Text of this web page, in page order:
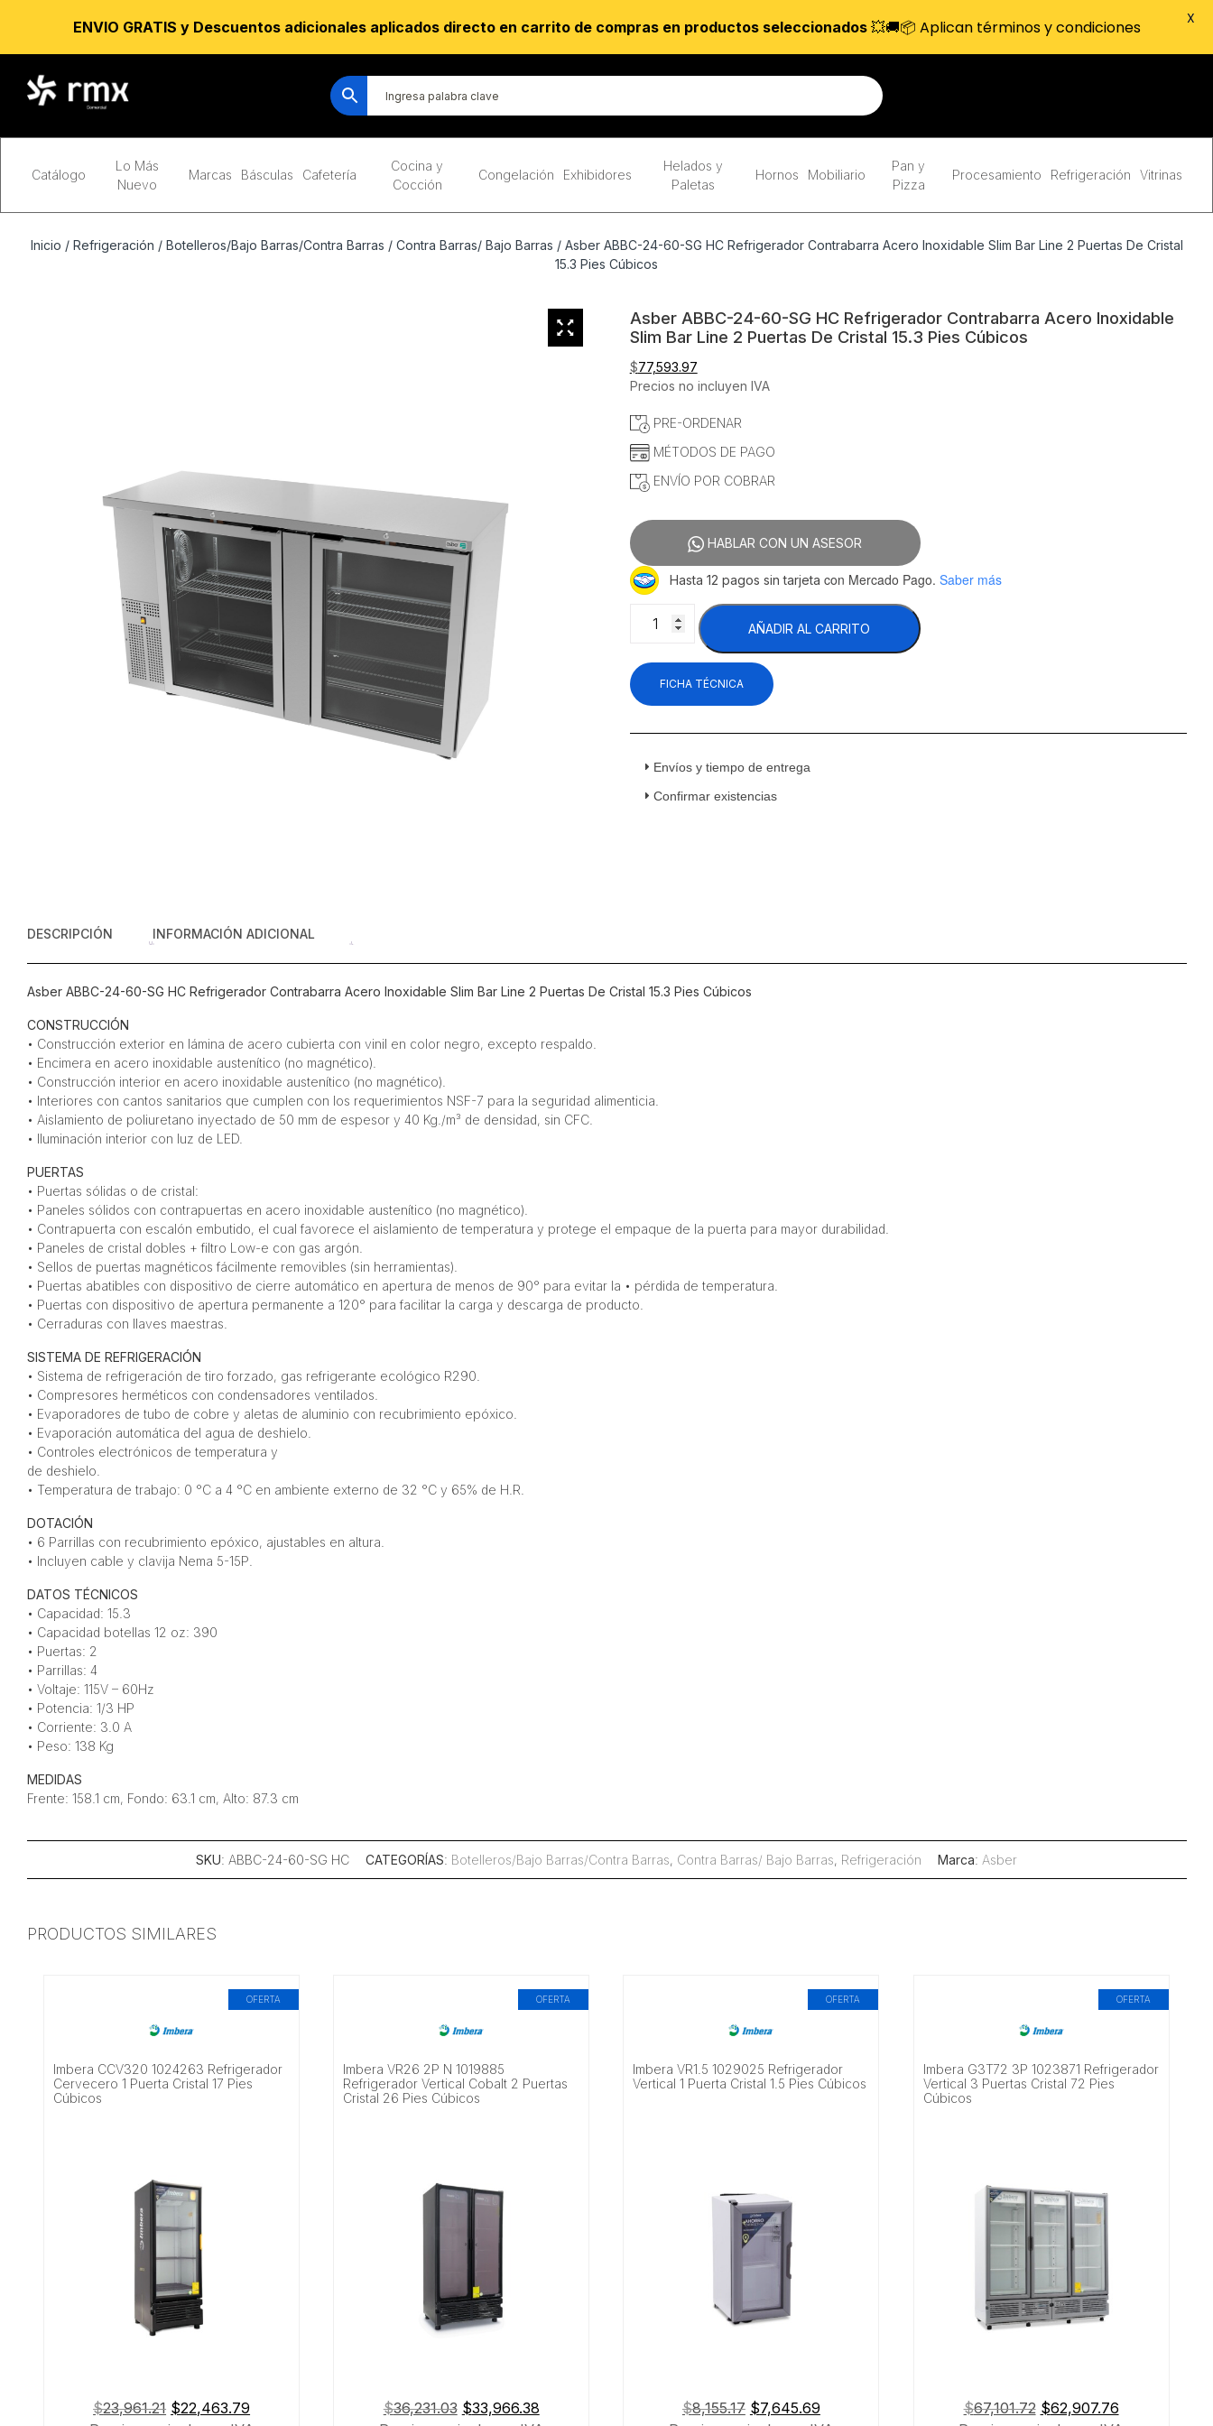
Catálogo
Lo Más
Nuevo
Marcas Básculas Cafetería
Cocina y
Cocción
Congelación Exhibidores
Helados y
Paletas
Hornos Mobiliario
Pan y
Pizza
Procesamiento Refrigeración Vitrinas
Inicio / Refrigeración / Botelleros/Bajo Barras/Contra Barras / Contra Barras/ Bajo Barras / Asber ABBC-24-60-SG HC Refrigerador Contrabarra Acero Inoxidable Slim Bar Line 2 Puertas De Cristal
15.3 Pies Cúbicos
Asber ABBC-24-60-SG HC Refrigerador Contrabarra Acero Inoxidable
Slim Bar Line 2 Puertas De Cristal 15.3 Pies Cúbicos
$77,593.97
Precios no incluyen IVA
PRE-ORDENAR
MÉTODOS DE PAGO
ENVÍO POR COBRAR
HABLAR CON UN ASESOR
Hasta 12 pagos sin tarjeta con Mercado Pago. Saber más
ABBC-
60-
SG
HC
Acero
Slim
cantidad
AÑADIR AL CARRITO
FICHA TÉCNICA
Envíos y tiempo de entrega
Confirmar existencias
DESCRIPCIÓN INFORMACIÓN ADICIONAL
Asber ABBC-24-60-SG HC Refrigerador Contrabarra Acero Inoxidable Slim Bar Line 2 Puertas De Cristal 15.3 Pies Cúbicos
CONSTRUCCIÓN
• Construcción exterior en lámina de acero cubierta con vinil en color negro, excepto respaldo.
• Encimera en acero inoxidable austenítico (no magnético).
• Construcción interior en acero inoxidable austenítico (no magnético).
• Interiores con cantos sanitarios que cumplen con los requerimientos NSF-7 para la seguridad alimenticia.
• Aislamiento de poliuretano inyectado de 50 mm de espesor y 40 Kg./m³ de densidad, sin CFC.
• Iluminación interior con luz de LED.
PUERTAS
• Puertas sólidas o de cristal:
• Paneles sólidos con contrapuertas en acero inoxidable austenítico (no magnético).
• Contrapuerta con escalón embutido, el cual favorece el aislamiento de temperatura y protege el empaque de la puerta para mayor durabilidad.
• Paneles de cristal dobles + filtro Low-e con gas argón.
• Sellos de puertas magnéticos fácilmente removibles (sin herramientas).
• Puertas abatibles con dispositivo de cierre automático en apertura de menos de 90° para evitar la • pérdida de temperatura.
• Puertas con dispositivo de apertura permanente a 120° para facilitar la carga y descarga de producto.
• Cerraduras con llaves maestras.
SISTEMA DE REFRIGERACIÓN
• Sistema de refrigeración de tiro forzado, gas refrigerante ecológico R290.
• Compresores herméticos con condensadores ventilados.
• Evaporadores de tubo de cobre y aletas de aluminio con recubrimiento epóxico.
• Evaporación automática del agua de deshielo.
• Controles electrónicos de temperatura y
de deshielo.
• Temperatura de trabajo: 0 °C a 4 °C en ambiente externo de 32 °C y 65% de H.R.
DOTACIÓN
• 6 Parrillas con recubrimiento epóxico, ajustables en altura.
• Incluyen cable y clavija Nema 5-15P.
DATOS TÉCNICOS
• Capacidad: 15.3
• Capacidad botellas 12 oz: 390
• Puertas: 2
• Parrillas: 4
• Voltaje: 115V – 60Hz
• Potencia: 1/3 HP
• Corriente: 3.0 A
• Peso: 138 Kg
MEDIDAS
Frente: 158.1 cm, Fondo: 63.1 cm, Alto: 87.3 cm
SKU: ABBC-24-60-SG HC CATEGORÍAS: Botelleros/Bajo Barras/Contra Barras, Contra Barras/ Bajo Barras, Refrigeración Marca: Asber
PRODUCTOS SIMILARES
OFERTA
Imbera CCV320 1024263 Refrigerador
Cervecero 1 Puerta Cristal 17 Pies
Cúbicos
$23,961.21 El
$22,463.79
OFERTA
Imbera VR26 2P N 1019885
Refrigerador Vertical Cobalt 2 Puertas
Cristal 26 Pies Cúbicos
$36,231.03 El
$33,966.38El
OFERTA
Imbera VR1.5 1029025 Refrigerador
Vertical 1 Puerta Cristal 1.5 Pies Cúbicos
$8,155.17 El
$7,645.69El
OFERTA
Imbera G3T72 3P 1023871 Refrigerador
Vertical 3 Puertas Cristal 72 Pies
Cúbicos
$67,101.72 El
$62,907.76El
ENVIO GRATIS y Descuentos adicionales aplicados directo en carrito de compras en productos seleccionados💥🚚📦 Aplican términos y condiciones X